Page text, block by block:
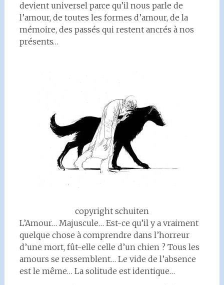
devient universel parce qu’il nous parle de
l’amour, de toutes les formes d’amour, de la
mémoire, des passés qui restent ancrés à nos
présents…
copyright schuiten
L’Amour… Majuscule… Est-ce qu’il y a vraiment
quelque chose à comprendre dans l’horreur
d’une mort, fût-elle celle d’un chien ? Tous les
amours se ressemblent… Le vide de l’absence
est le même… La solitude est identique…